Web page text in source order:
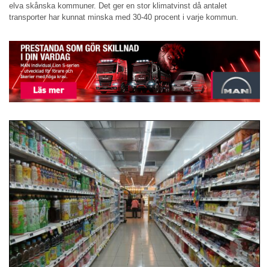
elva skånska kommuner. Det ger en stor klimatvinst då antalet
transporter har kunnat minska med 30-40 procent i varje kommun.